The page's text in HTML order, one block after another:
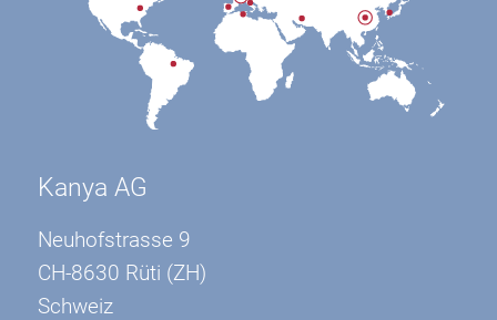
Kanya AG
Neuhofstrasse 9
CH-8630 Rüti (ZH)
Schweiz